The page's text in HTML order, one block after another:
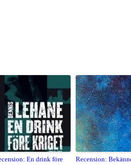
En drink före
Recension: